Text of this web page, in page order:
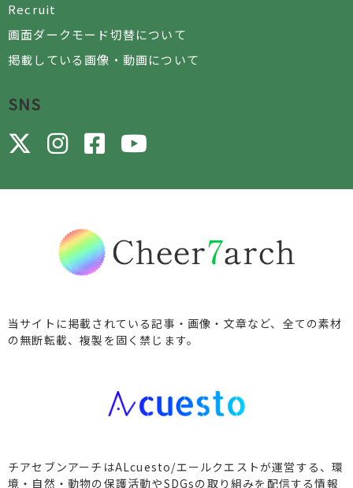
Recruit
画面ダークモード切替について
掲載している画像・動画について
SNS
当サイトに掲載されている記事・画像・文章など、全ての素材
の無断転載、複製を固く禁じます。
チアセブンアーチはALcuesto/エールクエストが運営する、環
境・自然・動物の保護活動やSDGsの取り組みを配信する情報